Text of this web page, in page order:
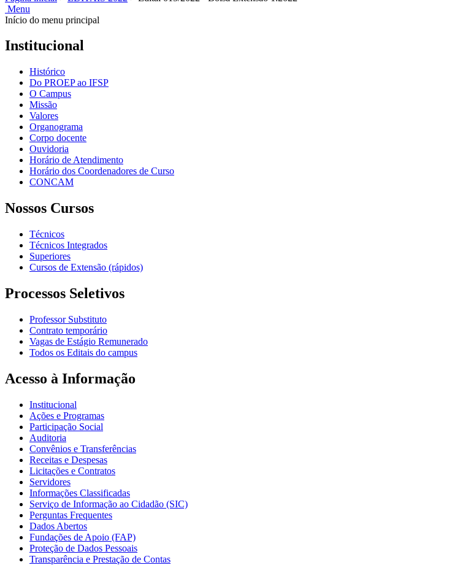
Menu
Início do menu principal
Institucional
Histórico
Do PROEP ao IFSP
O Campus
Missão
Valores
Organograma
Corpo docente
Ouvidoria
Horário de Atendimento
Horário dos Coordenadores de Curso
CONCAM
Nossos Cursos
Técnicos
Técnicos Integrados
Superiores
Cursos de Extensão (rápidos)
Processos Seletivos
Professor Substituto
Contrato temporário
Vagas de Estágio Remunerado
Todos os Editais do campus
Acesso à Informação
Institucional
Ações e Programas
Participação Social
Auditoria
Convênios e Transferências
Receitas e Despesas
Licitações e Contratos
Servidores
Informações Classificadas
Serviço de Informação ao Cidadão (SIC)
Perguntas Frequentes
Dados Abertos
Fundações de Apoio (FAP)
Proteção de Dados Pessoais
Transparência e Prestação de Contas